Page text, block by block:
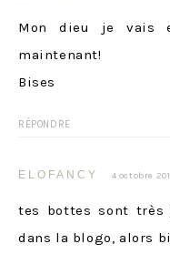
Mon dieu je vais
maintenant!
Bises
RÉPONDRE
ELOFANCY 4 octobre
tes bottes sont
dans la blogo, alors